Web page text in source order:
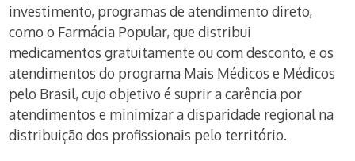
investimento, programas de atendimento direto,
como o Farmácia Popular, que distribui
medicamentos gratuitamente ou com desconto, e os
atendimentos do programa Mais Médicos e Médicos
pelo Brasil, cujo objetivo é suprir a carência por
atendimentos e minimizar a disparidade regional na
distribuição dos profissionais pelo território.